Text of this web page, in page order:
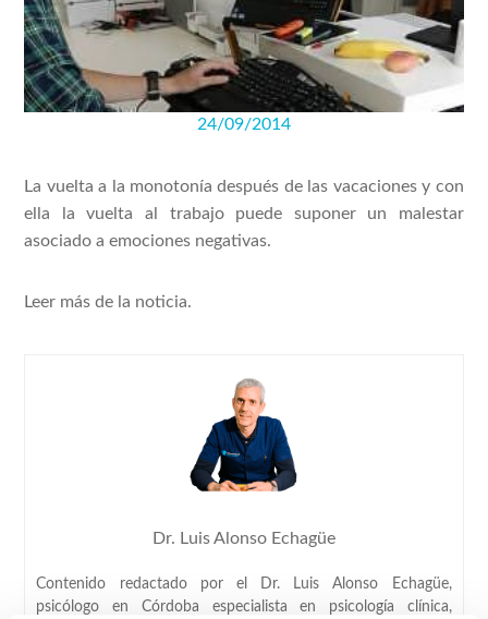
24/09/2014
La vuelta a la monotonía después de las vacaciones y con
ella la vuelta al trabajo puede suponer un malestar
asociado a emociones negativas.
Leer más de la noticia.
Dr. Luis Alonso Echagüe
Contenido redactado por el Dr. Luis Alonso Echagüe,
psicólogo en Córdoba especialista en psicología clínica,